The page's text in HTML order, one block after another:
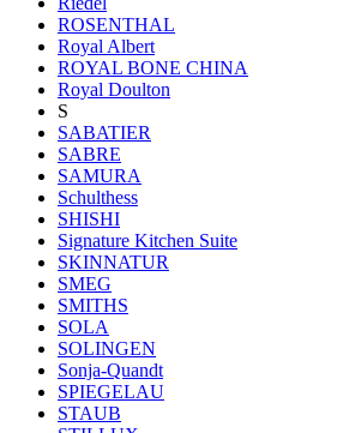
ROSENTHAL
Royal Albert
ROYAL BONE CHINA
Royal Doulton
S
SABATIER
SABRE
SAMURA
Schulthess
SHISHI
Signature Kitchen Suite
SKINNATUR
SMEG
SMITHS
SOLA
SOLINGEN
Sonja-Quandt
SPIEGELAU
STAUB